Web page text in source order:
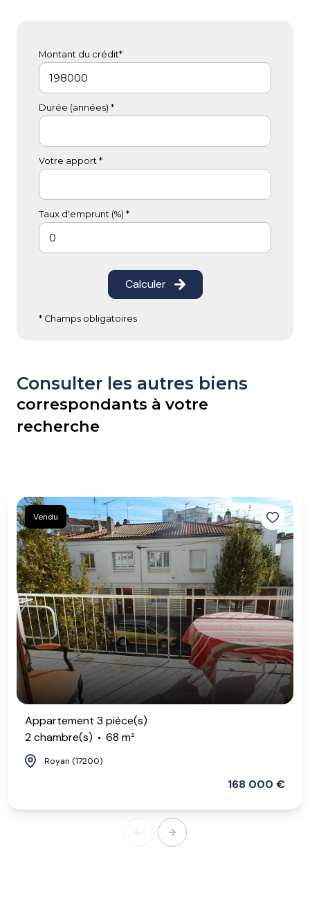
Montant du crédit*
Durée (années) *
Votre apport *
Taux d'emprunt (%) *
Calculer
* Champs obligatoires
Consulter les autres biens
correspondants à votre
recherche
Vendu
Appartement 3 pièce(s)
2 chambre(s)
68 m²
Royan (17200)
168 000 €